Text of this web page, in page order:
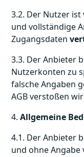
3.2. Der Nutzer
und vollständige
Zugangsdaten
3.3. Der Anbieter
Nutzerkonten zu
falsche Angaben
AGB verstoßen
4.Allgemeine
4.1. Der Anbieter
und ohne